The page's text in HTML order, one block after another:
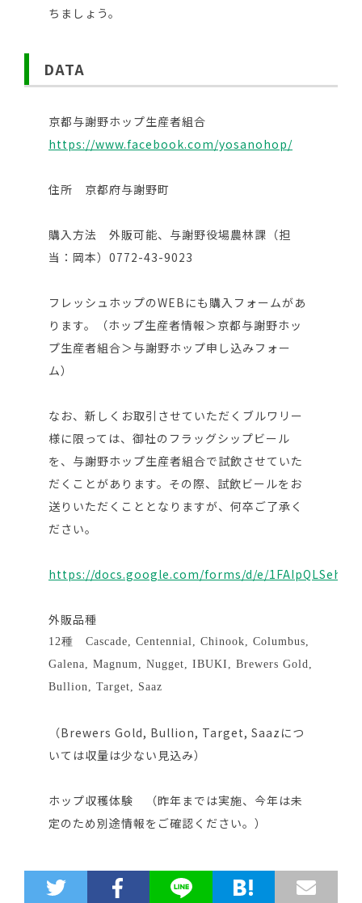
ちましょう。
DATA
京都与謝野ホップ生産者組合
https://www.facebook.com/yosanohop/
住所 京都府与謝野町
購入方法 外販可能、与謝野役場農林課（担
当：岡本）‎0772-43-9023
フレッシュホップのWEBにも購入フォームがあ
ります。（ホップ生産者情報＞京都与謝野ホッ
プ生産者組合＞与謝野ホップ申し込みフォー
ム）
なお、新しくお取引させていただくブルワリー
様に限っては、御社のフラッグシップビール
を、与謝野ホップ生産者組合で試飲させていた
だくことがあります。その際、試飲ビールをお
送りいただくこととなりますが、何卒ご了承く
ださい。
https://docs.google.com/forms/d/e/
外販品種
12種 Cascade, Centennial, Chinook, Columbus,
Galena, Magnum, Nugget, IBUKI, Brewers Gold,
Bullion, Target, Saaz
（Brewers Gold, Bullion, Target, Saazにつ
いては収量は少ない見込み）
ホップ収穫体験 （昨年までは実施、今年は未
定のため別途情報をご確認ください。）